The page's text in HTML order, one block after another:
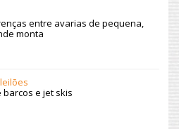
entre avarias de pequena,
monta
barcos e jet skis